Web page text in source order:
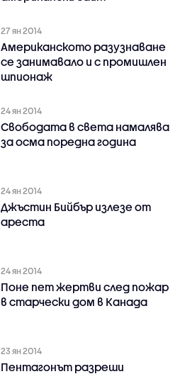
27 ян 2014
Американското разузнаване
се занимавало и с промишлен
шпионаж
24 ян 2014
Свободата в света намалява
за осма поредна година
24 ян 2014
Джъстин Бийбър излезе от
ареста
24 ян 2014
Поне пет жертви след пожар
в старчески дом в Канада
23 ян 2014
Пентагонът разреши